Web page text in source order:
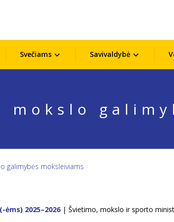
Svečiams Savivaldybė
mokslo
galimybės moksleiviams
2025–2026| Švietimo, mokslo ir sporto